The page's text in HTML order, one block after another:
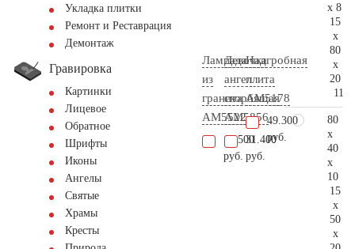
Укладка плитки
Ремонт и Реставрация
Демонтаж
Гравировка
Картинки
Лицевое
Обратное
Шрифты
Иконы
Ангелы
Святые
Храмы
Кресты
Лампада
из
гранита
AM5522
10.500
руб.
Девочка
ангел
скорбящая
AM5856
31.400
руб.
Надгробная
плита
AM5178
49.300
руб.
x 8
15
x
80
x
20
80
x
40
x
10
15
x
50
x